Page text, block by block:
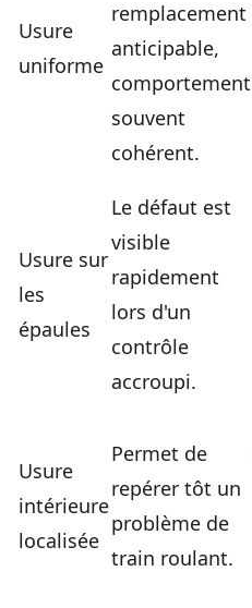
Usure
uniforme
remplacement
anticipable,
comportement
souvent
cohérent.
Usure sur
les
épaules
Le défaut est
visible
rapidement
lors d'un
contrôle
accroupi.
Usure
intérieure
localisée
Permet de
repérer tôt un
problème de
train roulant.